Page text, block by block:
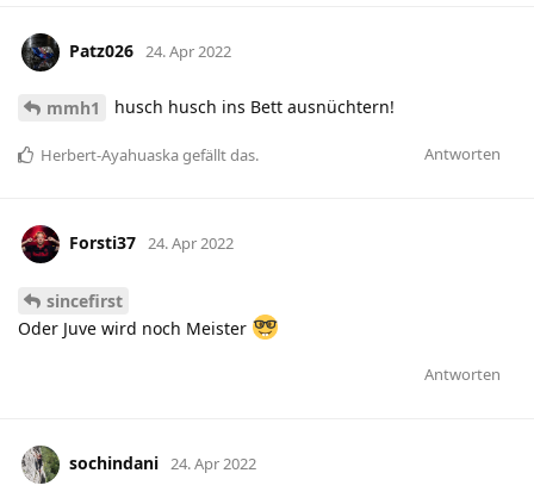
Patz026 24. Apr 2022
mmh1 husch husch ins Bett ausnüchtern!
Antworten
Herbert-Ayahuaskagefällt das.
Forsti37 24. Apr 2022
sincefirst
Oder Juve wird noch Meister
Antworten
sochindani 24. Apr 2022